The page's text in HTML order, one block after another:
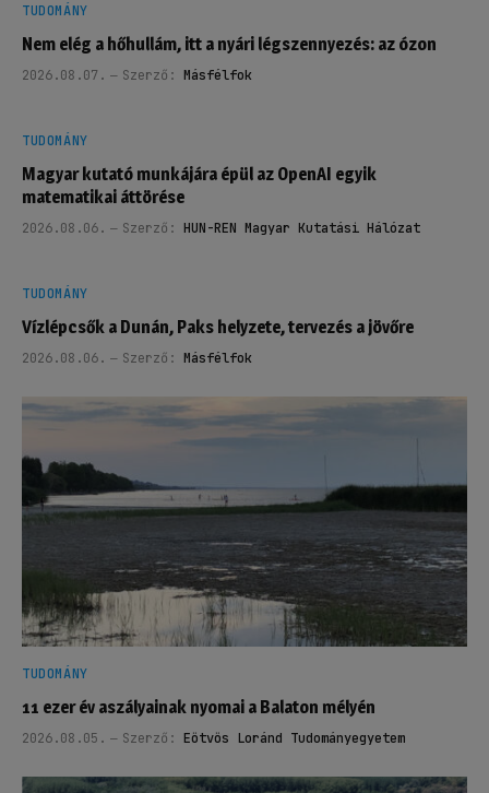
TUDOMÁNY
Nem elég a hőhullám, itt a nyári légszennyezés: az ózon
2026.08.07. Szerző: Másfélfok
TUDOMÁNY
Magyar kutató munkájára épül az OpenAI egyik
matematikai áttörése
2026.08.06. Szerző: HUN-REN Magyar Kutatási Hálózat
TUDOMÁNY
Vízlépcsők a Dunán, Paks helyzete, tervezés a jövőre
2026.08.06. Szerző: Másfélfok
TUDOMÁNY
11 ezer év aszályainak nyomai a Balaton mélyén
2026.08.05. Szerző: Eötvös Loránd Tudományegyetem